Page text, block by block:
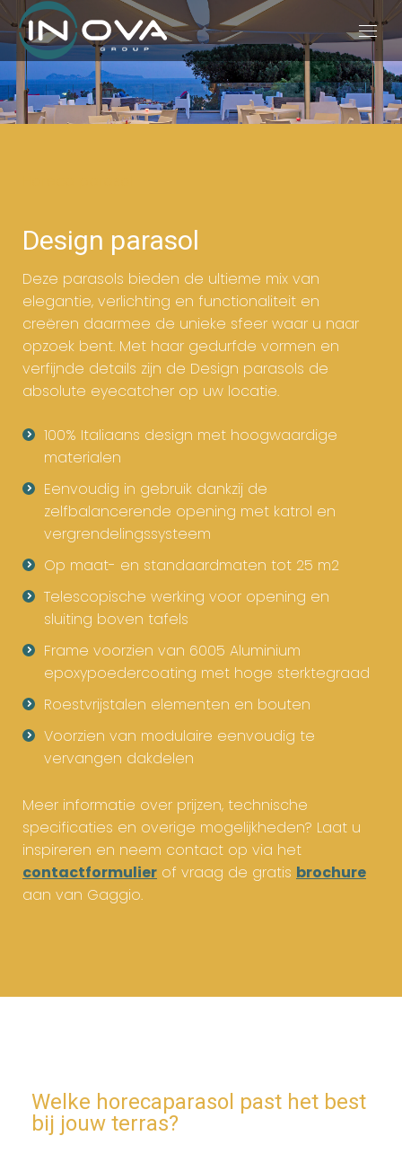
Design parasol
Deze parasols bieden de ultieme mix van
elegantie, verlichting en functionaliteit en
creëren daarmee de unieke sfeer waar u naar
opzoek bent. Met haar gedurfde vormen en
verfijnde details zijn de Design parasols de
absolute eyecatcher op uw locatie.
100% Italiaans design met hoogwaardige
materialen
Eenvoudig in gebruik dankzij de
zelfbalancerende opening met katrol en
vergrendelingssysteem
Op maat- en standaardmaten tot 25 m2
Telescopische werking voor opening en
sluiting boven tafels
Frame voorzien van 6005 Aluminium
epoxypoedercoating met hoge sterktegraad
Roestvrijstalen elementen en bouten
Voorzien van modulaire eenvoudig te
vervangen dakdelen
Meer informatie over prijzen, technische
specificaties en overige mogelijkheden? Laat u
inspireren en neem contact op via het
contactformulier of vraag de gratis brochure
aan van Gaggio.
Welke horecaparasol past het best
bij jouw terras?